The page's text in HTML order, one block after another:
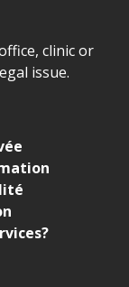
clinic or
issue.